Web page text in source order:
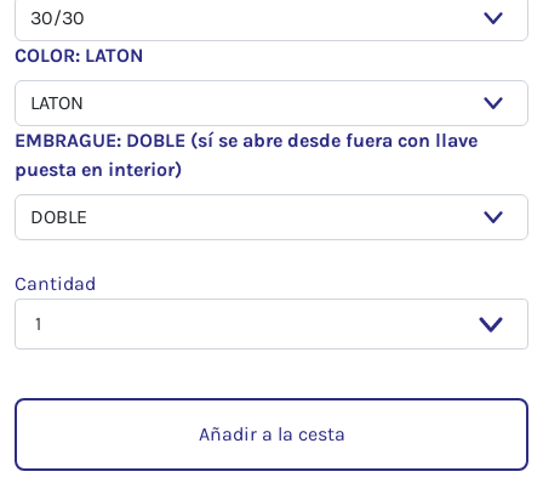
COLOR: LATON
EMBRAGUE: DOBLE (sí se abre desde fuera con llave
puesta en interior)
Cantidad
Añadir a la cesta